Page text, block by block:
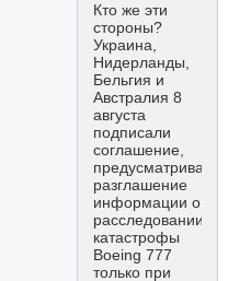
Кто же эти
стороны?
Украина,
Нидерланды,
Бельгия и
Австралия 8
августа
подписали
соглашение,
предусматривающее
разглашение
информации о
расследовании
катастрофы
Boeing 777
только при